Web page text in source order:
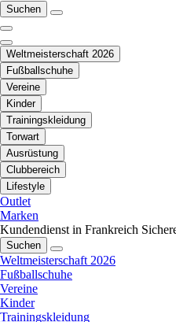
Suchen
Weltmeisterschaft 2026
Fußballschuhe
Vereine
Kinder
Trainingskleidung
Torwart
Ausrüstung
Clubbereich
Lifestyle
Outlet
Marken
Kundendienst in Frankreich
Suchen
Weltmeisterschaft 2026
Fußballschuhe
Vereine
Kinder
Trainingskleidung